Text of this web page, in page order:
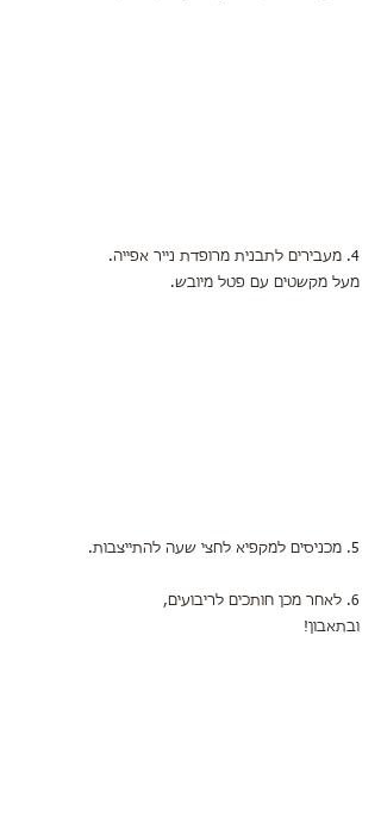
4. מעבירים לתבנית מרופדת נייר אפייה.
מעל מקשטים עם פטל מיובש.
5. מכניסים למקפיא לחצי שעה להתייצבות.
6. לאחר מכן חותכים לריבועים,
ובתאבון!